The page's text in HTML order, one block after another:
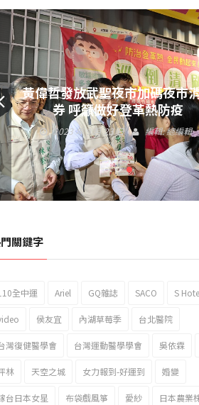
黃偉哲發放武聖夜市加碼夜市
券 呼籲做好登革熱防疫
2023 年 9 月 23 日 編輯:總編輯
關鍵字
全中運 Ariel GQ雜誌 SACO S
侯友宜 內湖草莓季 台北醫院
灣復健醫學會 台灣運動醫學學會 吳依霖
林 天空之城 女力報到-好運到 婚變
台日本女星 布袋戲風箏 愛紗 日本農業